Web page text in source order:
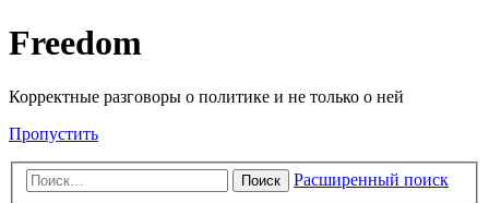
Freedom
Корректные разговоры о политике и не только о ней
Пропустить
Поиск Расширенный поиск